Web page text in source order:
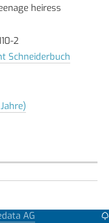
heiress
2
Schneiderbuch
AG